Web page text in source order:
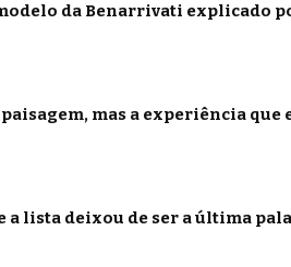
da Benarrivati explicado
mas a experiência
lista deixou de ser a última